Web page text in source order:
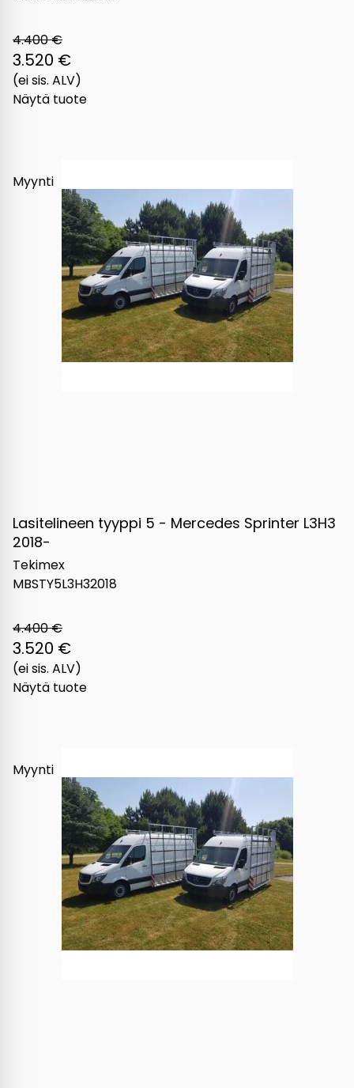
4.400 €
3.520 €
(ei sis. ALV)
Näytä tuote
Myynti
Lasitelineen tyyppi 5 - Mercedes Sprinter L3H3
2018-
Tekimex
MBSTY5L3H32018
4.400 €
3.520 €
(ei sis. ALV)
Näytä tuote
Myynti